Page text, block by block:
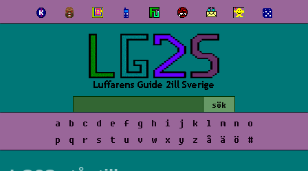
a b c d e f g h i j k l m n
o
p
q r s t u v w x y z å ä ö #